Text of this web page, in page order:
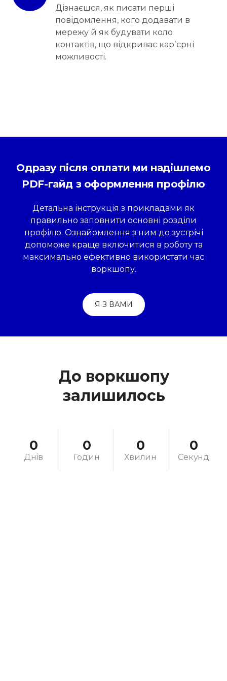
Дізнаєшся, як писати перші
повідомлення, кого додавати в
мережу й як будувати коло
контактів, що відкриває карʼєрні
можливості.
Одразу після оплати ми надішлемо
PDF-гайд з оформлення профілю
Детальна інструкція з прикладами як
правильно заповнити основні розділи
профілю. Ознайомлення з ним до зустрічі
допоможе краще включитися в роботу та
максимально ефективно використати час
воркшопу.
Я З ВАМИ
До воркшопу
залишилось
0
Днів
0
Годин
0
Хвилин
0
Секунд